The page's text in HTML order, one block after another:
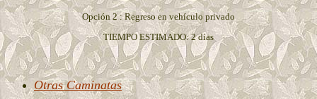
Opción 2 : Regreso en vehículo privado
TIEMPO ESTIMADO: 2 días
Otras Caminatas